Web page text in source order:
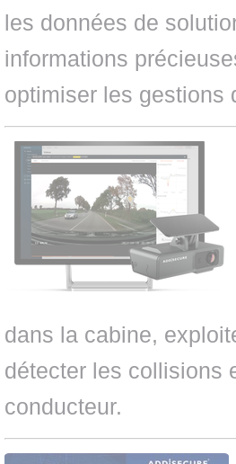
les données de
informations
optimiser les gestions
dans la cabine,
détecter les collisions
conducteur.